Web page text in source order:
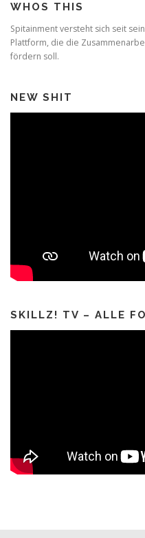
WHOS THIS
Spitainment versteht sich seit
Plattform, die die
fördern soll.
NEW SHIT
SKILLZ! TV – ALLE